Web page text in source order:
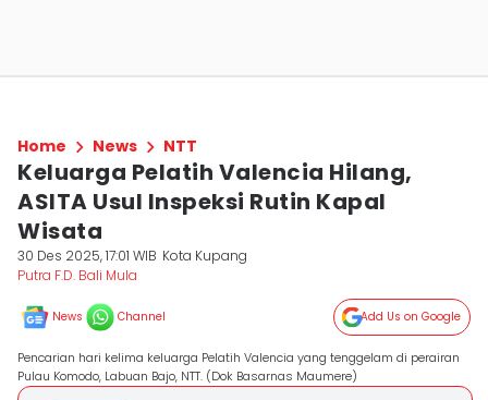
Home News NTT
Keluarga Pelatih Valencia Hilang,
ASITA Usul Inspeksi Rutin Kapal
Wisata
30 Des 2025, 17:01 WIB Kota Kupang
Putra F.D. Bali Mula
News Channel Add Us on Google
Pencarian hari kelima keluarga Pelatih Valencia yang tenggelam di perairan
Pulau Komodo, Labuan Bajo, NTT. (Dok Basarnas Maumere)